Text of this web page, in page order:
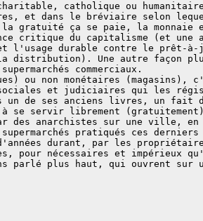
catholique ou
et dans le bréviaire selon
ça se paie, la monnaie
critique du capitalisme (et
l'usage durable contre le prêt-
distribution). Une autre façon
commerciaux.
ou non monétaires (magasins),
et judiciaires qui les
de ses anciens livres, un fait
se servir librement
des anarchistes sur une ville,
pratiqués ces
durant, par les
pour nécessaires et
parlé plus haut, qui ouvrent sur